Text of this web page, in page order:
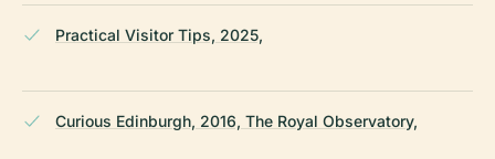
Practical Visitor Tips, 2025,
Curious Edinburgh, 2016, The Royal Observatory,